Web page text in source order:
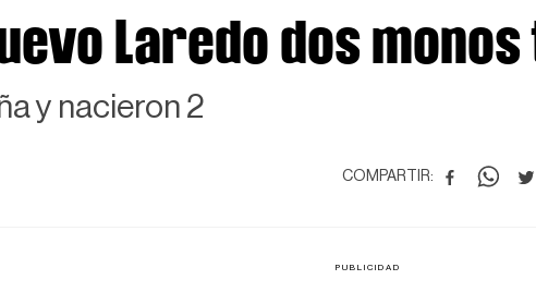
Laredo dos
y nacieron 2
COMPARTIR: